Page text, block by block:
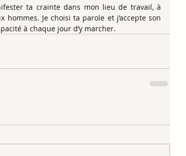
ta crainte dans mon lieu de travail, à
hommes. Je choisi ta parole et j’accepte son
à chaque jour d’y marcher.